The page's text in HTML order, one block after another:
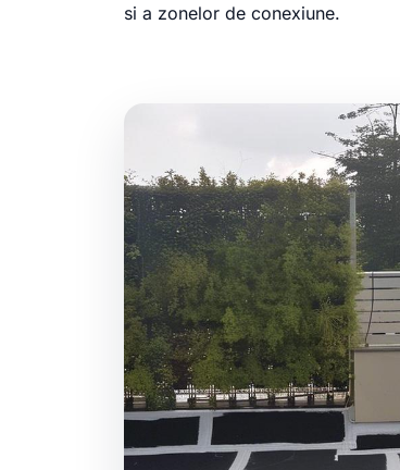
si a zonelor de conexiune.